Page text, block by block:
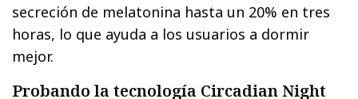
secreción de melatonina hasta un 20% en tres
horas, lo que ayuda a los usuarios a dormir
mejor.
Probando la tecnología Circadian Night